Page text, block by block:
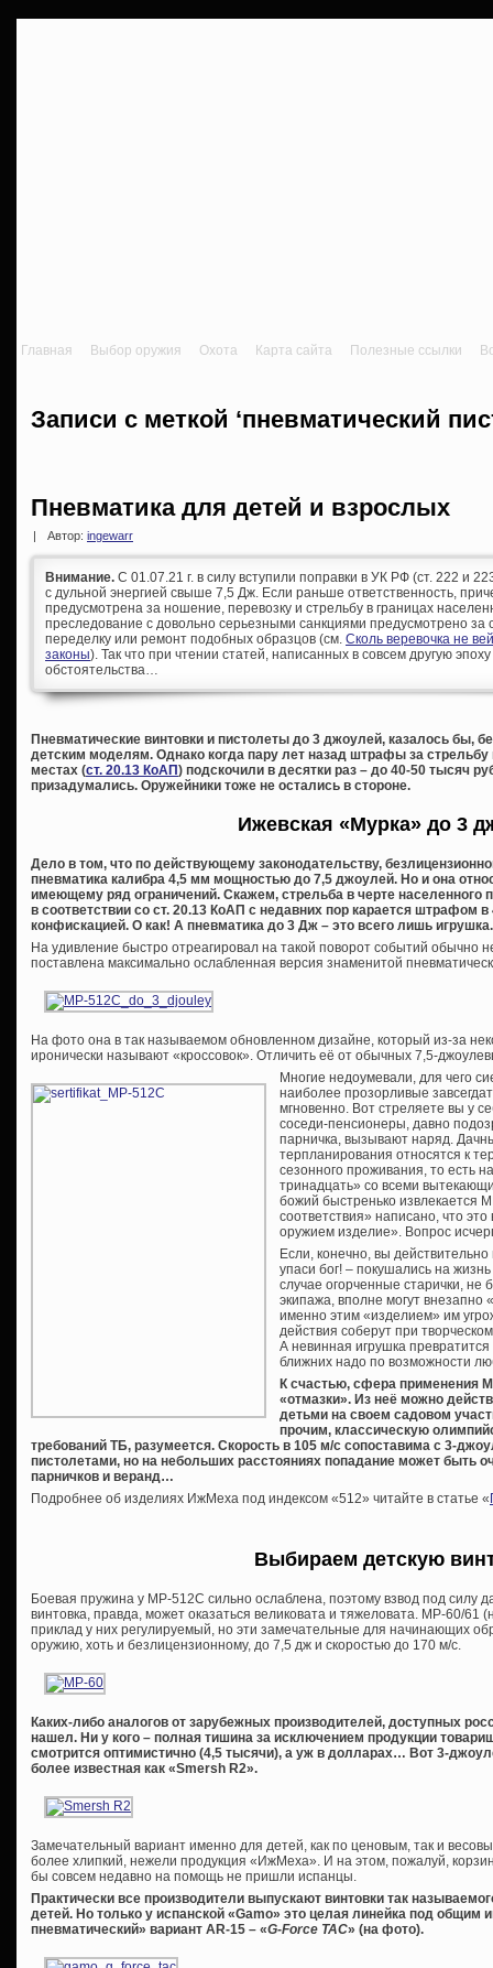
Главная Выбор оружия Охота Карта сайта Полезные ссылки
Записи с меткой ‘пневматический
Пневматика для детей и взрослых
Автор: ingewarr
Внимание. С 01.07.21 г. в силу вступили поправки в УК РФ (ст. 222 и
с дульной энергией свыше 7,5 Дж. Если раньше ответственность,
предусмотрена за ношение, перевозку и стрельбу в границах
преследование с довольно серьезными санкциями предусмотрено за
переделку или ремонт подобных образцов (см. Сколь веревочка не
законы). Так что при чтении статей, написанных в совсем другую
обстоятельства…
Пневматические винтовки и пистолеты до 3 джоулей, казалось бы,
детским моделям. Однако когда пару лет назад штрафы за стрельбу
местах (ст. 20.13 КоАП) подскочили в десятки раз – до 40-50 тысяч
призадумались. Оружейники тоже не остались в стороне.
Ижевская «Мурка» до 3
Дело в том, что по действующему законодательству,
пневматика калибра 4,5 мм мощностью до 7,5 джоулей. Но и она
имеющему ряд ограничений. Скажем, стрельба в черте населенного
в соответствии со ст. 20.13 КоАП с недавних пор карается штрафом
конфискацией. О как! А пневматика до 3 Дж – это всего лишь игрушка.
На удивление быстро отреагировал на такой поворот событий
поставлена максимально ослабленная версия знаменитой
На фото она в так называемом обновленном дизайне, который из-за
иронически называют «кроссовок». Отличить её от обычных 7,5-
Многие недоумевали, для чего
наиболее прозорливые
мгновенно. Вот стреляете вы у
соседи-пенсионеры, давно
парничка, вызывают наряд.
терпланирования относятся к
сезонного проживания, то есть
тринадцать» со всеми
божий быстренько извлекается
соответствия» написано, что
оружием изделие». Вопрос
Если, конечно, вы
упаси бог! – покушались на
случае огорченные старички, не
экипажа, вполне могут внезапно
именно этим «изделием» им
действия соберут при
А невинная игрушка
ближних надо по возможности
К счастью, сфера применения
«отмазки». Из неё можно
детьми на своем садовом
прочим, классическую
требований ТБ, разумеется. Скорость в 105 м/с сопоставима с 3-
пистолетами, но на небольших расстояниях попадание может быть
парничков и веранд…
Подробнее об изделиях ИжМеха под индексом «512» читайте в статье «
Выбираем детскую
Боевая пружина у МР-512С сильно ослаблена, поэтому взвод под силу
винтовка, правда, может оказаться великовата и тяжеловата. МР-60/61
приклад у них регулируемый, но эти замечательные для начинающих
оружию, хоть и безлицензионному, до 7,5 дж и скоростью до 170 м/с.
Каких-либо аналогов от зарубежных производителей, доступных
нашел. Ни у кого – полная тишина за исключением продукции
смотрится оптимистично (4,5 тысячи), а уж в долларах… Вот 3-
более известная как «Smersh R2».
Замечательный вариант именно для детей, как по ценовым, так и
более хлипкий, нежели продукция «ИжМеха». И на этом, пожалуй,
бы совсем недавно на помощь не пришли испанцы.
Практически все производители выпускают винтовки так
детей. Но только у испанской «Gamo» это целая линейка под общим
пневматический» вариант AR-15 – «G-Force TAC» (на фото).